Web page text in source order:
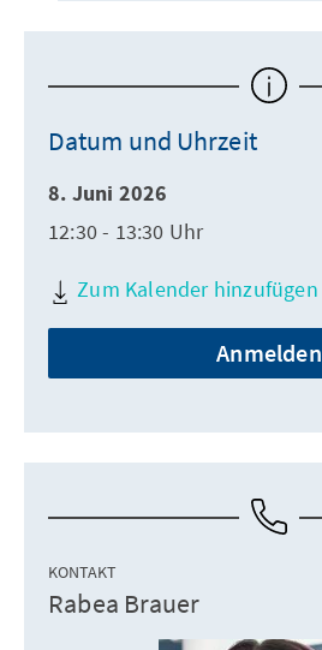
Datum und Uhrzeit
8. Juni 2026
12:30 - 13:30 Uhr
Zum Kalender hinzufügen
Anmelden
KONTAKT
Rabea Brauer